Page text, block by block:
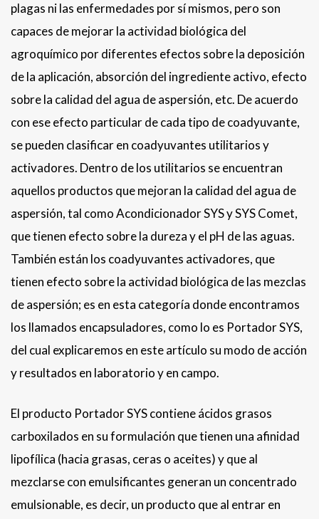
plagas ni las enfermedades por sí mismos, pero son
capaces de mejorar la actividad biológica del
agroquímico por diferentes efectos sobre la deposición
de la aplicación, absorción del ingrediente activo, efecto
sobre la calidad del agua de aspersión, etc. De acuerdo
con ese efecto particular de cada tipo de coadyuvante,
se pueden clasificar en coadyuvantes utilitarios y
activadores. Dentro de los utilitarios se encuentran
aquellos productos que mejoran la calidad del agua de
aspersión, tal como Acondicionador SYS y SYS Comet,
que tienen efecto sobre la dureza y el pH de las aguas.
También están los coadyuvantes activadores, que
tienen efecto sobre la actividad biológica de las mezclas
de aspersión; es en esta categoría donde encontramos
los llamados encapsuladores, como lo es Portador SYS,
del cual explicaremos en este artículo su modo de acción
y resultados en laboratorio y en campo.
El producto Portador SYS contiene ácidos grasos
carboxilados en su formulación que tienen una afinidad
lipofílica (hacia grasas, ceras o aceites) y que al
mezclarse con emulsificantes generan un concentrado
emulsionable, es decir, un producto que al entrar en